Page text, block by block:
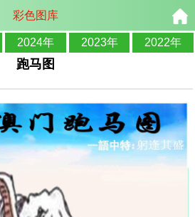
彩色图库
2024年 2023年 2022年
跑马图